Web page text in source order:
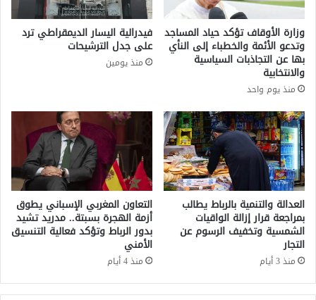
س
ن
ة
و
ا
ل
ش
ي
ع
ة
؟
ت
ب
أ
ك
ب
ر
ا
ك
ت
ت
ا
ب
ف
ي
ا
ل
ت
ا
ي
وزارة الأوقاف تؤكد حياد المساجد
وتدعو الأئمة والخطباء إلى النأي
بها عن التجاذبات السياسية
والانتخابية
منذ يوم واحد
فيدرالية اليسار الديمقراطي ترد
على جدل الترشيحات
منذ يومين
العدالة والتنمية بالرباط يطالب
بمراجعة قرار إزالة الواقيات
الشمسية وتخفيف الرسوم عن
التجار
منذ 3 أيام
التعاون المغربي الإسباني يطوق
أزمة الهجرة بسبتة.. مدريد تشيد
بدور الرباط وتؤكد فعالية التنسيق
الأمني
منذ 4 أيام